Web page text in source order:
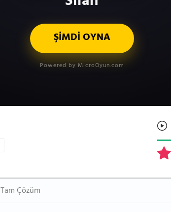
ŞİMDİ OYNA
Powered by MicroOyun.com
Tam Çözüm